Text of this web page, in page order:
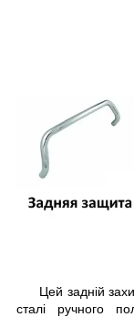
Цей задній
сталі ручного